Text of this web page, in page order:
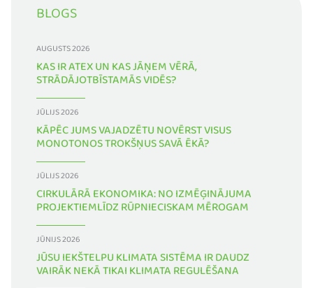
BLOGS
AUGUSTS 2026
KAS IR ATEX UN KAS JĀŅEM VĒRĀ,
STRĀDĀJOTBĪSTAMĀS VIDĒS?
JŪLIJS 2026
KĀPĒC JUMS VAJADZĒTU NOVĒRST VISUS
MONOTONOS TROKŠŅUS SAVĀ ĒKĀ?
JŪLIJS 2026
CIRKULĀRĀ EKONOMIKA: NO IZMĒĢINĀJUMA
PROJEKTIEMLĪDZ RŪPNIECISKAM MĒROGAM
JŪNIJS 2026
JŪSU IEKŠTELPU KLIMATA SISTĒMA IR DAUDZ
VAIRĀK NEKĀ TIKAI KLIMATA REGULĒŠANA